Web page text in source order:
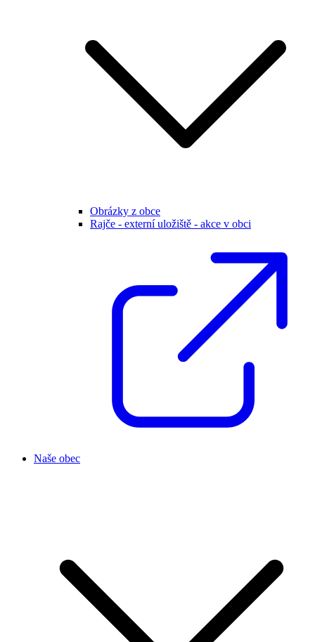
Obrázky z obce
Rajče - externí uložiště - akce v obci
Naše obec